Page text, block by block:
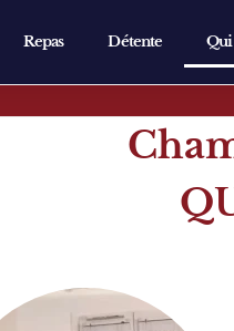
Repas Détente Qui